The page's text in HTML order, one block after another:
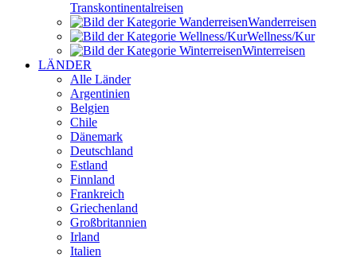
Transkontinental­reisen
Wander­reisen
Wellness/Kur
Winter­reisen
LÄNDER
Alle Länder
Argentinien
Belgien
Chile
Dänemark
Deutschland
Estland
Finnland
Frankreich
Griechenland
Großbritannien
Irland
Italien